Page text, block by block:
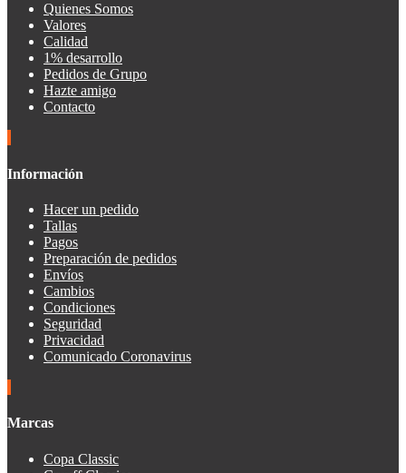
Quienes Somos
Valores
Calidad
1% desarrollo
Pedidos de Grupo
Hazte amigo
Contacto
Información
Hacer un pedido
Tallas
Pagos
Preparación de pedidos
Envíos
Cambios
Condiciones
Seguridad
Privacidad
Comunicado Coronavirus
Marcas
Copa Classic